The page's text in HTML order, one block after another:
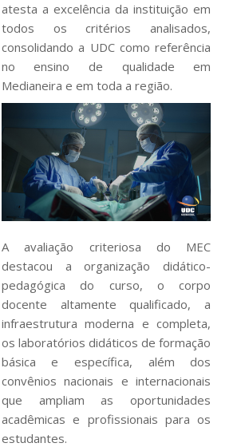
atesta a excelência da instituição em
todos os critérios analisados,
consolidando a UDC como referência
no ensino de qualidade em
Medianeira e em toda a região.
A avaliação criteriosa do MEC
destacou a organização didático-
pedagógica do curso, o corpo
docente altamente qualificado, a
infraestrutura moderna e completa,
os laboratórios didáticos de formação
básica e específica, além dos
convênios nacionais e internacionais
que ampliam as oportunidades
acadêmicas e profissionais para os
estudantes.